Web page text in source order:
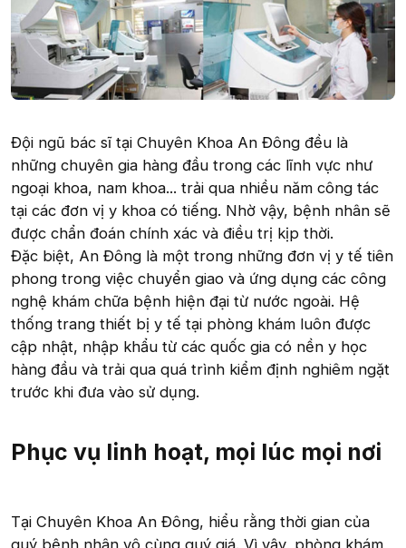
Đội ngũ bác sĩ tại Chuyên Khoa An Đông đều là
những chuyên gia hàng đầu trong các lĩnh vực như
ngoại khoa, nam khoa... trải qua nhiều năm công tác
tại các đơn vị y khoa có tiếng. Nhờ vậy, bệnh nhân sẽ
được chẩn đoán chính xác và điều trị kịp thời.
Đặc biệt, An Đông là một trong những đơn vị y tế tiên
phong trong việc chuyển giao và ứng dụng các công
nghệ khám chữa bệnh hiện đại từ nước ngoài. Hệ
thống trang thiết bị y tế tại phòng khám luôn được
cập nhật, nhập khẩu từ các quốc gia có nền y học
hàng đầu và trải qua quá trình kiểm định nghiêm ngặt
trước khi đưa vào sử dụng.
Phục vụ linh hoạt, mọi lúc mọi nơi​
Tại Chuyên Khoa An Đông, hiểu rằng thời gian của
quý bệnh nhân vô cùng quý giá. Vì vậy, phòng khám